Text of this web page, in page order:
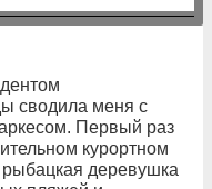
сводила меня с
Первый раз
курортном
деревушка